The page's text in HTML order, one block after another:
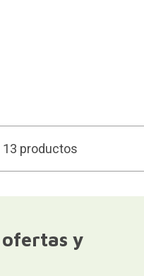
13 productos
y